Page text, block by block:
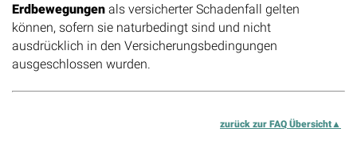
Erdbewegungen als versicherter Schadenfall gelten
können, sofern sie naturbedingt sind und nicht
ausdrücklich in den Versicherungsbedingungen
ausgeschlossen wurden.
zurück zur FAQ Übersicht